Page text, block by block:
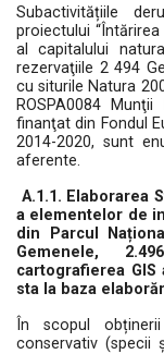
Subactivitățiile
proiectului
al capitalului
rezervaţiile 2 494
cu siturile Natura
ROSPA0084
finanţat din Fondul
2014-2020, sunt
aferente.
A.1.1. Elaborarea
a elementelor de
din Parcul
Gemenele,
cartografierea
sta la baza
În scopul
conservativ (specii